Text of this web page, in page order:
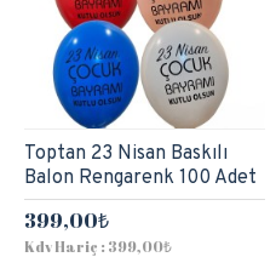
Toptan 23 Nisan Baskılı
Balon Rengarenk 100 Adet
399,00₺
Kdv Hariç : 399,00₺